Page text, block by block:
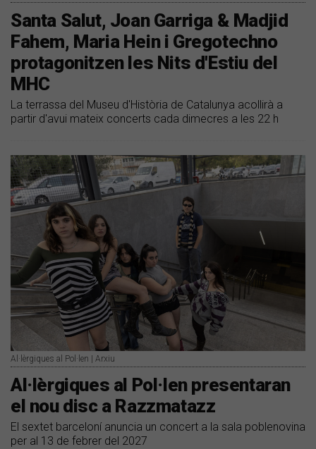
Santa Salut, Joan Garriga & Madjid
Fahem, Maria Hein i Gregotechno
protagonitzen les Nits d'Estiu del
MHC
La terrassa del Museu d'Història de Catalunya acollirà a
partir d'avui mateix concerts cada dimecres a les 22 h
Al·lèrgiques al Pol·len | Arxiu
​Al·lèrgiques al Pol·len presentaran
el nou disc a Razzmatazz
El sextet barceloní anuncia un concert a la sala poblenovina
per al 13 de febrer del 2027